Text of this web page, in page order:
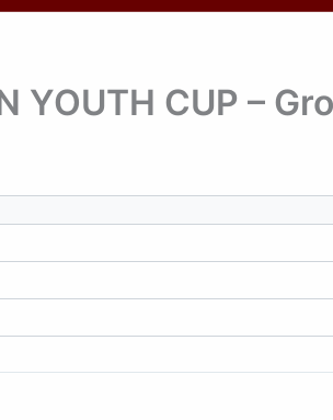
YOUTH CUP –